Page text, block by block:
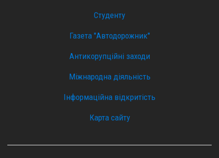
Студенту
Газета "Автодорожник"
Антикорупційні заходи
Міжнародна діяльність
Інформаційна відкритість
Карта сайту